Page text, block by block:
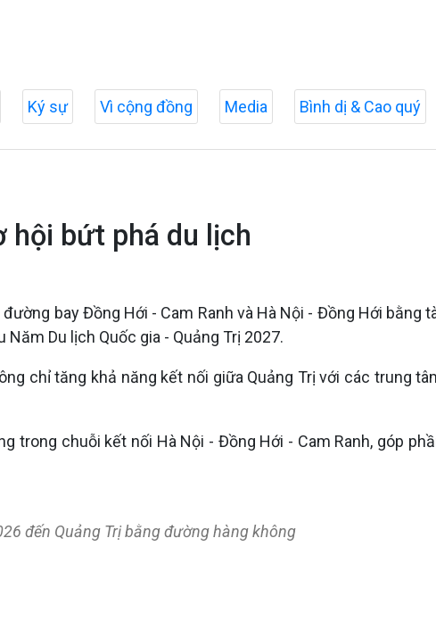
Ký sự Vì cộng đồng Media Bình dị & Cao quý
hội bứt phá du lịch
bay Đồng Hới - Cam Ranh và Hà Nội - Đồng Hới bằng
Du lịch Quốc gia - Quảng Trị 2027.
chỉ tăng khả năng kết nối giữa Quảng Trị với các trung
chuỗi kết nối Hà Nội - Đồng Hới - Cam Ranh, góp
đến Quảng Trị bằng đường hàng không